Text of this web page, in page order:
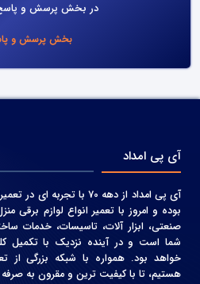
در بخش پرسش و
بخش پرسش و
آی پی امداد
آی پی امداد از دهه 70 با
بوده و امروز با تعمیر انواع لوازم برقی
صنعتی، ابزار آلات، تاسیسات، خدمات
شما است و در آینده نزدیک با تکمیل
خواهد بود. همواره با شبکه بزرگی از
هستیم، تا با کیفیت ترین و مقرون به